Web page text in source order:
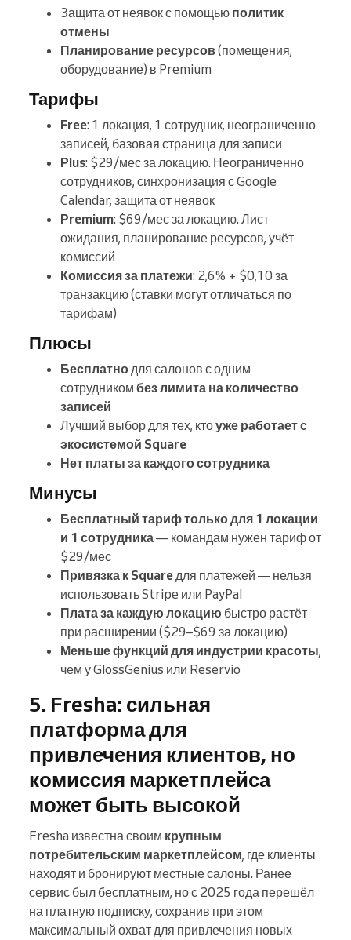
Защита от неявок с помощью политик
отмены
Планирование ресурсов(помещения,
оборудование) в Premium
Тарифы
Free: 1 локация, 1 сотрудник, неограниченно
записей, базовая страница для записи
Plus: $29/мес за локацию. Неограниченно
сотрудников, синхронизация с Google
Calendar, защита от неявок
Premium: $69/мес за локацию. Лист
ожидания, планирование ресурсов, учёт
комиссий
Комиссия за платежи: 2,6% + $0,10 за
транзакцию (ставки могут отличаться по
тарифам)
Плюсы
Бесплатнодля салонов с одним
сотрудником без лимита на количество
записей
Лучший выбор для тех, ктоуже работает с
экосистемой Square
Нет платы за каждого сотрудника
Минусы
Бесплатный тариф только для 1 локации
и 1 сотрудника— командам нужен тариф от
$29/мес
Привязка к Squareдля платежей — нельзя
использовать Stripe или PayPal
Плата за каждую локацию быстро растёт
при расширении ($29–$69 за локацию)
Меньше функций для индустрии красоты,
чем у GlossGenius или Reservio
5. Fresha: сильная
платформа для
привлечения клиентов, но
комиссия маркетплейса
может быть высокой
Fresha известна своим крупным
потребительским маркетплейсом, где клиенты
находят и бронируют местные салоны. Ранее
сервис был бесплатным, но с 2025 года перешёл
на платную подписку, сохранив при этом
максимальный охват для привлечения новых